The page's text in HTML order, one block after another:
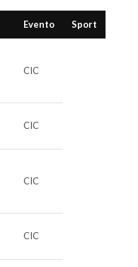
Evento Sport
CIC
CIC
CIC
CIC